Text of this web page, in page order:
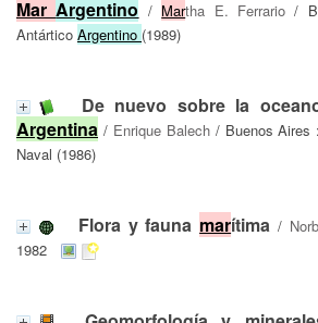
MarArgentino / Martha E. Ferrario /
Antártico Argentino (1989)
De nuevo sobre la
Argentina / Enrique Balech/ Buenos Aires
Naval (1986)
Flora y fauna marítima /
1982